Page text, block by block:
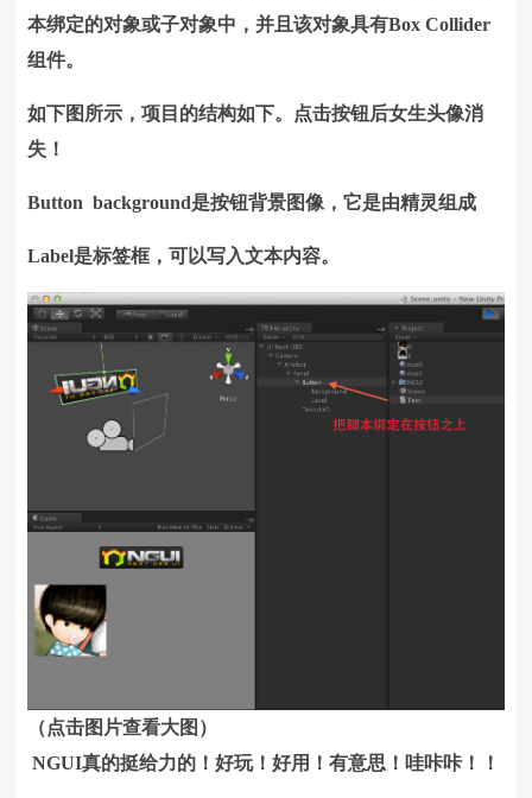
本绑定的对象或子对象中，并且该对象具有Box Collider
组件。
如下图所示，项目的结构如下。点击按钮后女生头像消
失！
Button background是按钮背景图像，它是由精灵组成
Label是标签框，可以写入文本内容。
（点击图片查看大图）
NGUI真的挺给力的！好玩！好用！有意思！哇咔咔！！